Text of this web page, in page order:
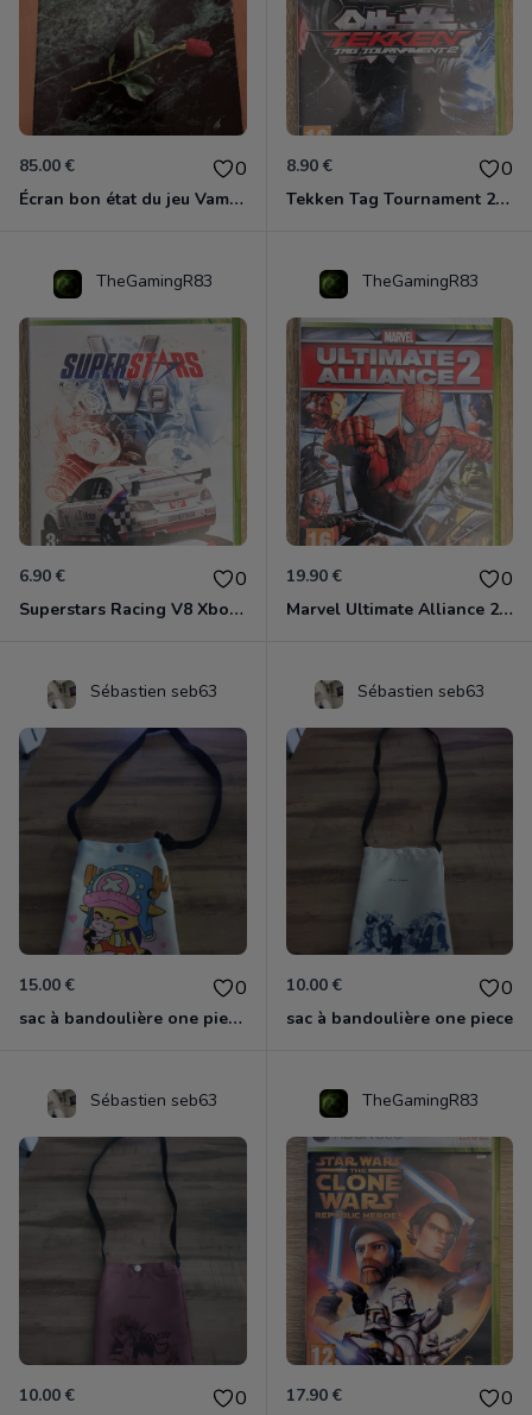
85.00 € 0
Écran bon état du jeu Vampire et livre de règles « la mascarade » état d’usage
8.90 € 0
Tekken Tag Tournament 2 Xbox 360
TheGamingR83
6.90 € 0
Superstars Racing V8 Xbox 360
TheGamingR83
19.90 € 0
Marvel Ultimate Alliance 2 Xbox 360
Sébastien seb63
15.00 € 0
sac à bandoulière one piece chopper
Sébastien seb63
10.00 € 0
sac à bandoulière one piece
Sébastien seb63
10.00 € 0
TheGamingR83
17.90 € 0